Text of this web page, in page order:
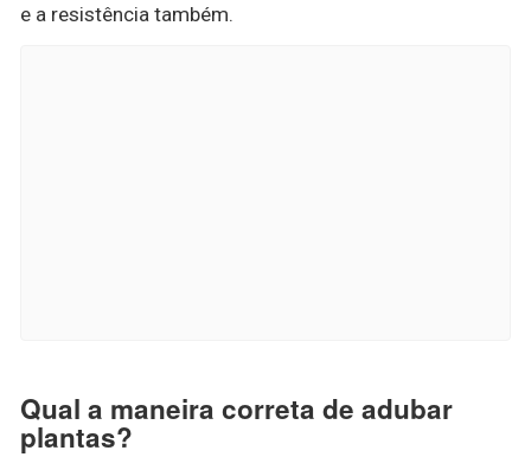
e a resistência também.
Qual a maneira correta de adubar
plantas?